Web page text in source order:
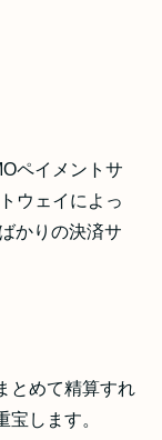
ペイメントサ
ウェイによっ
かりの決済サ
とめて精算すれ
します。